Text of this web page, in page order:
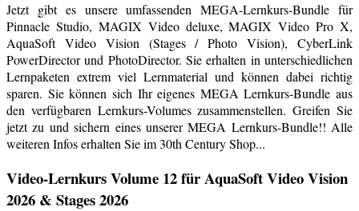
Jetzt gibt es unsere umfassenden MEGA-Lernkurs-Bundle für
Pinnacle Studio, MAGIX Video deluxe, MAGIX Video Pro X,
AquaSoft Video Vision (Stages / Photo Vision), CyberLink
PowerDirector und PhotoDirector. Sie erhalten in unterschiedlichen
Lernpaketen extrem viel Lernmaterial und können dabei richtig
sparen. Sie können sich Ihr eigenes MEGA Lernkurs-Bundle aus
den verfügbaren Lernkurs-Volumes zusammenstellen. Greifen Sie
jetzt zu und sichern eines unserer MEGA Lernkurs-Bundle!! Alle
weiteren Infos erhalten Sie im 30th Century Shop...
Video-Lernkurs Volume 12 für AquaSoft Video Vision
2026 & Stages 2026